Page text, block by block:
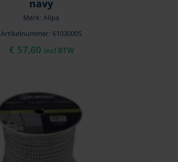
navy
Merk: Allpa
Artikelnummer: 61030005
€ 57,60 incl BTW